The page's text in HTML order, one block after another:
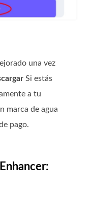
una vez
Si estás
a tu
marca de agua
pago.